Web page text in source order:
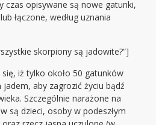
czas opisywane są nowe gatunki,
łączone, według uznania
skorpiony są jadowite?”]
iż tylko około 50 gatunków
aby zagrozić życiu bądź
Szczególnie narażone na
są dzieci, osoby w podeszłym